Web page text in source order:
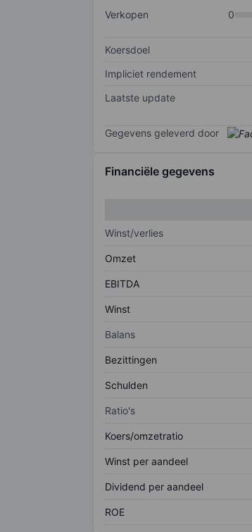
Verkopen
0
Koersdoel
Impliciet rendement
Laatste update
Gegevens geleverd door
Financiële gegevens
Winst/verlies
Omzet
EBITDA
Winst
Balans
Bezittingen
Schulden
Ratio's
Koers/omzetratio
Winst per aandeel
Dividend per aandeel
ROE